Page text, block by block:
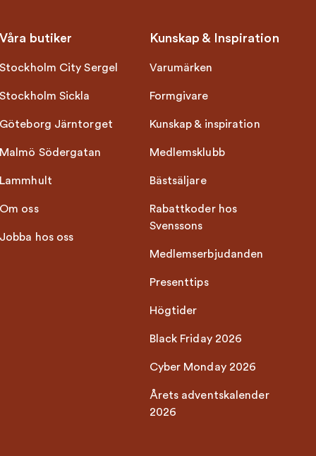
Våra butiker
Stockholm City Sergel
Stockholm Sickla
Göteborg Järntorget
Malmö Södergatan
Lammhult
Om oss
Jobba hos oss
Kunskap & Inspiration
Varumärken
Formgivare
Kunskap & inspiration
Medlemsklubb
Bästsäljare
Rabattkoder hos
Svenssons
Medlemserbjudanden
Presenttips
Högtider
Black Friday 2026
Cyber Monday 2026
Årets adventskalender
2026